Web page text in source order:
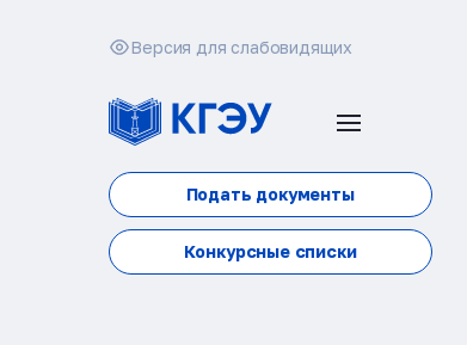
Версия для слабовидящих
Подать документы
Конкурсные списки